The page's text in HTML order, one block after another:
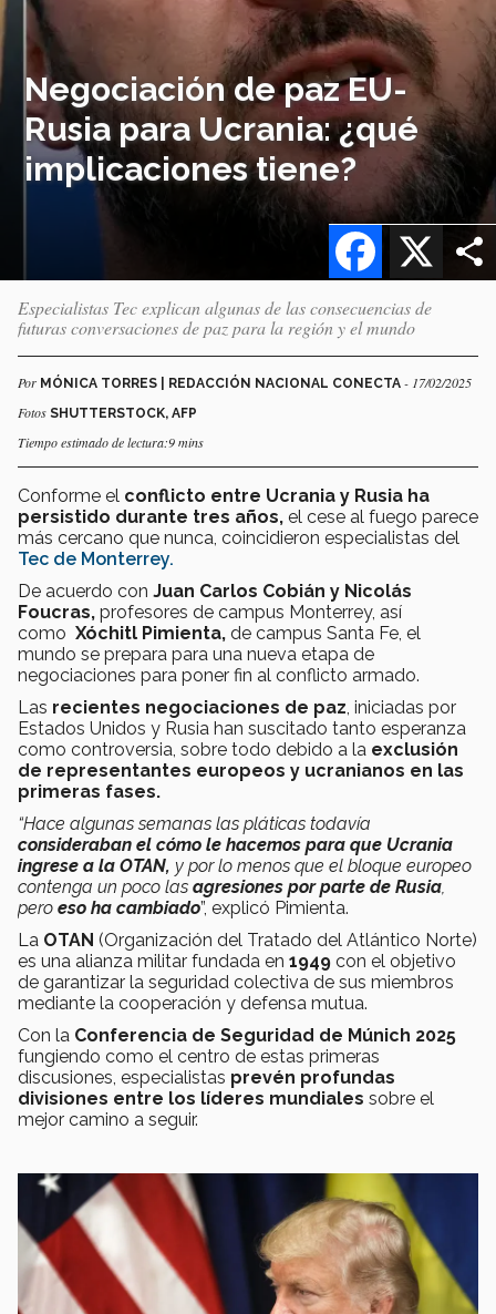
Negociación de paz EU-
Rusia para Ucrania: ¿qué
implicaciones tiene?
X
Facebook
Especialistas Tec explican algunas de las consecuencias de
futuras conversaciones de paz para la región y el mundo
Por MÓNICA TORRES | REDACCIÓN NACIONAL CONECTA - 17/02/2025
Fotos SHUTTERSTOCK, AFP
Tiempo estimado de lectura:9 mins
Conforme el conflicto entre Ucrania y Rusia ha
persistido durante tres años, el cese al fuego parece
más cercano que nunca, coincidieron especialistas del
Tec de Monterrey.
De acuerdo con Juan Carlos Cobián y Nicolás
Foucras, profesores de campus Monterrey, así
como Xóchitl Pimienta, de campus Santa Fe, el
mundo se prepara para una nueva etapa de
negociaciones para poner fin al conflicto armado.
Las recientes negociaciones de paz , iniciadas por
Estados Unidos y Rusia han suscitado tanto esperanza
como controversia, sobre todo debido a la exclusión
de representantes europeos y ucranianos en las
primeras fases.
“Hace algunas semanas las pláticas todavía
consideraban el cómo le hacemos para que Ucrania
ingrese a la OTAN, y por lo menos que el bloque europeo
contenga un poco las agresiones por parte de Rusia
pero eso ha cambiado”, explicó Pimienta.
La OTAN (Organización del Tratado del Atlántico Norte)
es una alianza militar fundada en 1949 con el objetivo
de garantizar la seguridad colectiva de sus miembros
mediante la cooperación y defensa mutua.
Con la Conferencia de Seguridad de Múnich 2025
fungiendo como el centro de estas primeras
discusiones, especialistas prevén profundas
divisiones entre los líderes mundiales sobre el
mejor camino a seguir.